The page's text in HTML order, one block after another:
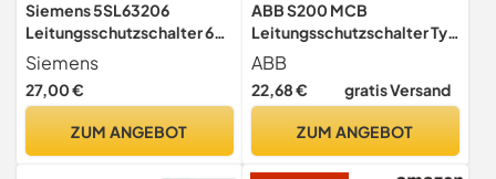
Siemens 5SL63206
Leitungsschutzschalter 6kA
B20 3P in 3TE 400V, MCB,
Sicherungsautomat
Siemens
27,00 €
ZUM ANGEBOT
ABB S200 MCB
Leitungsschutzschalter Typ
B, 3-polig 16A 400V,
Abschaltvermögen 6 kA
System Pro M Compact
ABB
22,68 € gratis Versand
ZUM ANGEBOT